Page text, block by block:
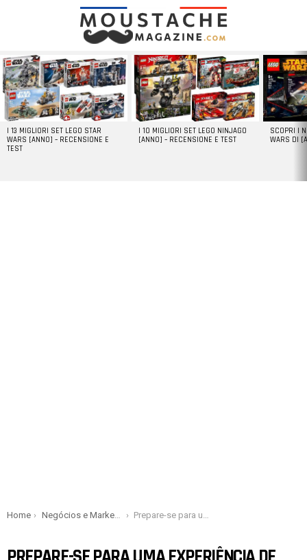
LATEST
STORIES
I 13 MIGLIORI SET LEGO STAR
WARS [ANNO] – RECENSIONE E
TEST
I 10 MIGLIORI SET LEGO NINJAGO
[ANNO] – RECENSIONE E TEST
SCOPRI I
WARS DI
You are here:
Home Negócios e Marketing Prepare-se para uma experiência de compra superior com 1StopBedrooms